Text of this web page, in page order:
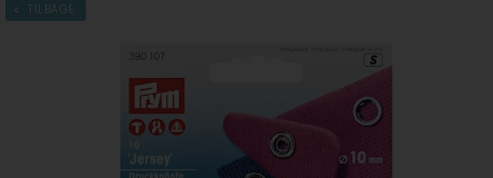
TILBAGE